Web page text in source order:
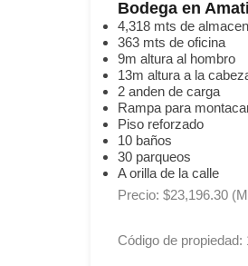
Bodega en
4,318 mts de
363 mts de oficina
9m altura al hombro
13m altura a la
2 anden de carga
Rampa para
Piso reforzado
10 baños
30 parqueos
A orilla de la calle
Precio: $23,196.30
Código de propiedad: